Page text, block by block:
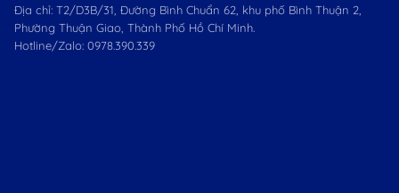
Địa chỉ: T2/D3B/31, Đường Bình Chuẩn 62, khu phố Bình Thuận 2,
Phường Thuận Giao, Thành Phố Hồ Chí Minh.
Hotline/Zalo: 0978.390.339